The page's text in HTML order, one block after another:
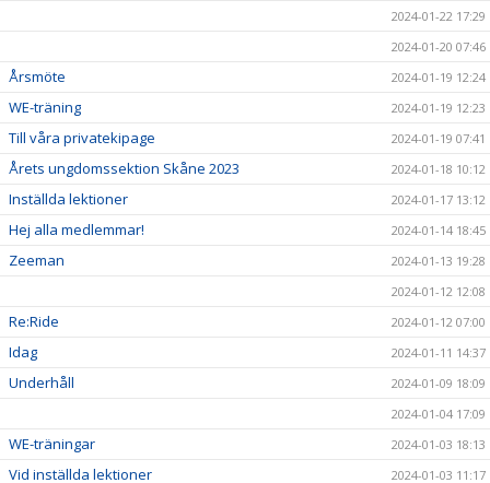
2024-01-22 17:29
2024-01-20 07:46
Årsmöte 2024-01-19 12:24
WE-träning 2024-01-19 12:23
Till våra privatekipage 2024-01-19 07:41
Årets ungdomssektion Skåne 2023 2024-01-18 10:12
Inställda lektioner 2024-01-17 13:12
Hej alla medlemmar! 2024-01-14 18:45
Zeeman
2024-01-13 19:28
2024-01-12 12:08
Re:Ride 2024-01-12 07:00
Idag 2024-01-11 14:37
Underhåll
2024-01-09 18:09
2024-01-04 17:09
WE-träningar 2024-01-03 18:13
Vid inställda lektioner 2024-01-03 11:17